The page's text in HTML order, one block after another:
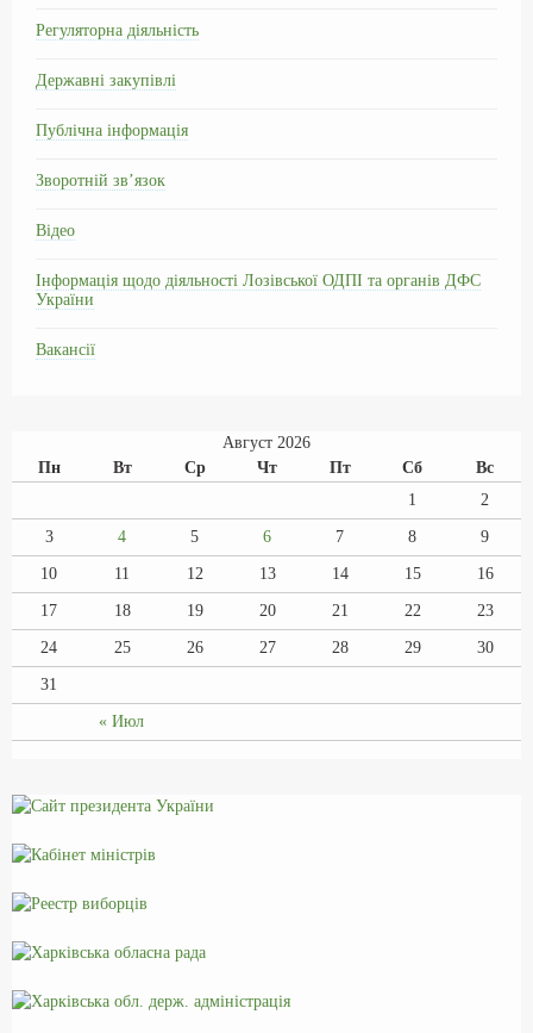
Регуляторна діяльність
Державні закупівлі
Публічна інформація
Зворотній зв’язок
Відео
Інформація щодо діяльності Лозівської ОДПІ та органів ДФС
України
Вакансії
Август 2026
Пн
Вт Ср Чт Пт Сб Вс
« Июл
1 2
3 4 5 6 7 8 9
10 11 12 13 14 15 16
17 18 19 20 21 22 23
24 25 26 27 28 29 30
31